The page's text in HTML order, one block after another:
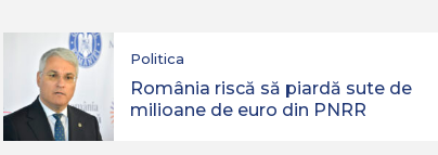
Politica
România riscă să piardă sute de
milioane de euro din PNRR